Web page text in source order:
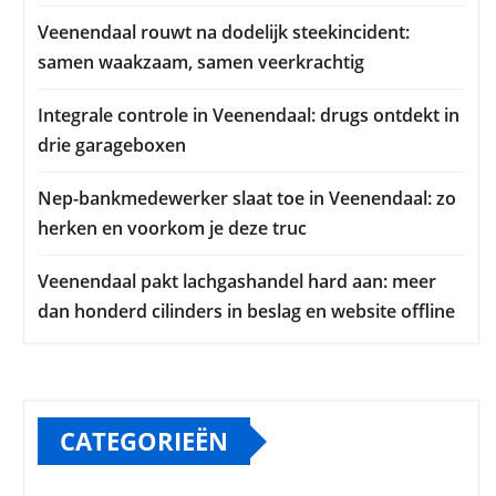
Veenendaal rouwt na dodelijk steekincident:
samen waakzaam, samen veerkrachtig
Integrale controle in Veenendaal: drugs ontdekt in
drie garageboxen
Nep-bankmedewerker slaat toe in Veenendaal: zo
herken en voorkom je deze truc
Veenendaal pakt lachgashandel hard aan: meer
dan honderd cilinders in beslag en website offline
CATEGORIEËN